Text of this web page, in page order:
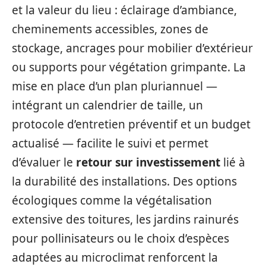
et la valeur du lieu : éclairage d’ambiance,
cheminements accessibles, zones de
stockage, ancrages pour mobilier d’extérieur
ou supports pour végétation grimpante. La
mise en place d’un plan pluriannuel —
intégrant un calendrier de taille, un
protocole d’entretien préventif et un budget
actualisé — facilite le suivi et permet
d’évaluer le retour sur investissement lié à
la durabilité des installations. Des options
écologiques comme la végétalisation
extensive des toitures, les jardins rainurés
pour pollinisateurs ou le choix d’espèces
adaptées au microclimat renforcent la